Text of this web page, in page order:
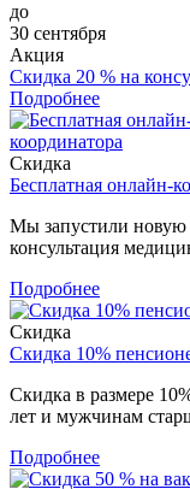
до
30 сентября
Акция
Скидка 20 % на
Подробнее
Скидка
Бесплатная онлайн-
Мы запустили новую
консультация
Подробнее
Скидка
Скидка 10%
Скидка в размере
лет и мужчинам
Подробнее